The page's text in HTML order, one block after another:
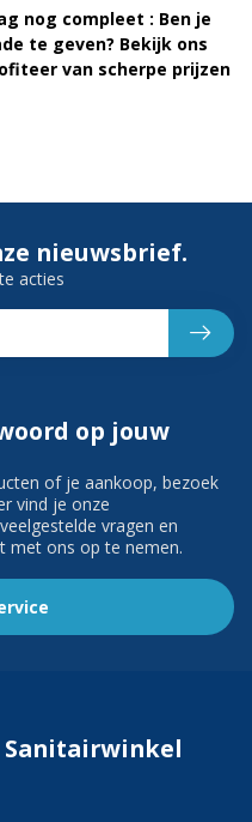
nog compleet : Ben je
te geven? Bekijk ons
van scherpe prijzen
op jouw
of je aankoop, bezoek
vind je onze
vragen en
met ons op te nemen.
nieuwsbrief.
acties
Sanitairwinkel